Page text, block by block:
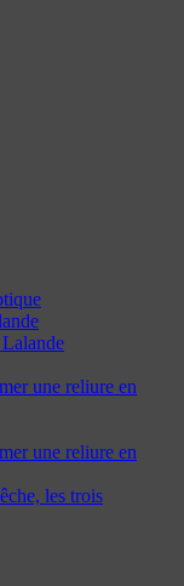
une reliure en
une reliure en
les trois